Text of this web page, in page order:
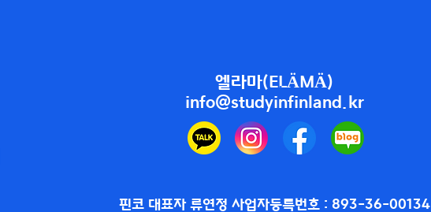
엘라마(ELÄMÄ)
info@studyinfinland.kr
핀코 대표자 류연정 ​ 사업자등록번호 : 893-36-00134